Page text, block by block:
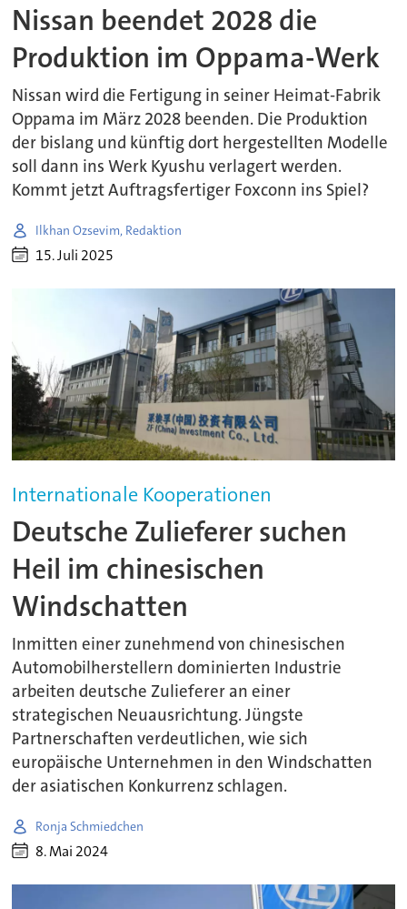
Nissan beendet 2028 die
Produktion im Oppama-Werk
Nissan wird die Fertigung in seiner Heimat-Fabrik
Oppama im März 2028 beenden. Die Produktion
der bislang und künftig dort hergestellten Modelle
soll dann ins Werk Kyushu verlagert werden.
Kommt jetzt Auftragsfertiger Foxconn ins Spiel?
Ilkhan Ozsevim, Redaktion
15. Juli 2025
Internationale Kooperationen
Deutsche Zulieferer suchen
Heil im chinesischen
Windschatten
Inmitten einer zunehmend von chinesischen
Automobilherstellern dominierten Industrie
arbeiten deutsche Zulieferer an einer
strategischen Neuausrichtung. Jüngste
Partnerschaften verdeutlichen, wie sich
europäische Unternehmen in den Windschatten
der asiatischen Konkurrenz schlagen.
Ronja Schmiedchen
8. Mai 2024